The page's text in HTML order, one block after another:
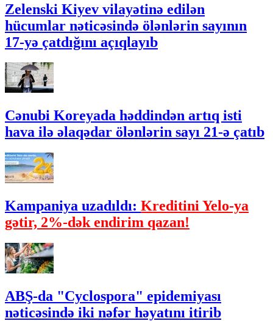
Zelenski Kiyev vilayətinə edilən
hücumlar nəticəsində ölənlərin sayının
17-yə çatdığını açıqlayıb
Cənubi Koreyada həddindən artıq isti
hava ilə əlaqədar ölənlərin sayı 21-ə çatıb
Kampaniya uzadıldı: Kreditini Yelo-ya
gətir, 2%-dək endirim qazan!
ABŞ-da "Cyclospora" epidemiyası
nəticəsində iki nəfər həyatını itirib